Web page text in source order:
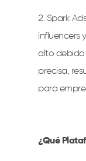
Spark
influencers
alto debido
precisa,
para
¿Qué